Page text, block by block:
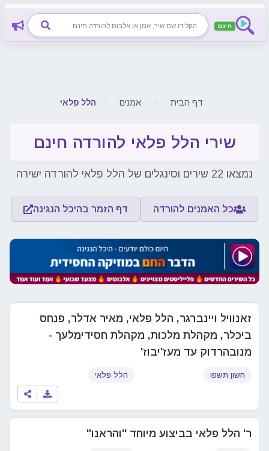
חינם
דף הבית אמנים הלל פלאי
שירי הלל פלאי להורדה חינם
נמצאו 22 שירים וסינגלים של הלל פלאי להורדה ישירה
כל האמנים להורדה דף הזמר בהיכל הנגינה
זאנוויל ויינברגר, הלל פלאי, מאיר אדלר, פנחס
ביכלר, מקהלת מלכות, מקהלת חסידימלעך -
מנובהרדוק עד מעז'יבוז'
חשון תשפו הלל פלאי
ר' הלל פלאי בביצוע מיוחד ''והראנו''